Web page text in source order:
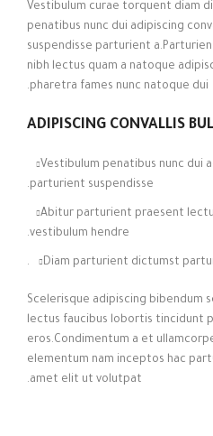
Vestibulum curae torquent diam
penatibus nunc dui adipiscing
suspendisse parturient
nibh lectus quam a natoque
pharetra fames nunc natoque dui.
ADIPISCING CONVALLIS
Vestibulum penatibus nunc dui
parturient suspendisse.
Abitur parturient praesent
vestibulum hendre.
Diam parturient dictumst
Scelerisque adipiscing bibendum
lectus faucibus lobortis tincidunt
eros.Condimentum a et
elementum nam inceptos hac
amet elit ut volutpat.